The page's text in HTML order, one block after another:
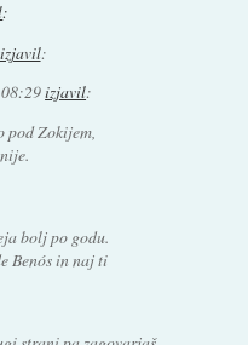
:
izjavil:
izjavil:
pod Zokijem,
bolj po godu.
Benós in naj ti